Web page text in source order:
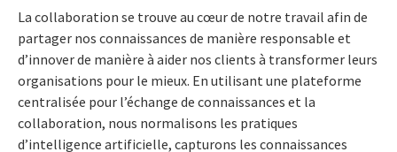
La collaboration se trouve au cœur de notre travail afin de
partager nos connaissances de manière responsable et
d’innover de manière à aider nos clients à transformer leurs
organisations pour le mieux. En utilisant une plateforme
centralisée pour l’échange de connaissances et la
collaboration, nous normalisons les pratiques
d’intelligence artificielle, capturons les connaissances